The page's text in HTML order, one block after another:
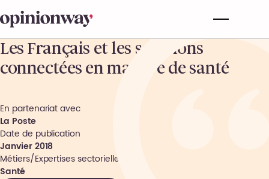
Les Français et les solutions
connectées en matière de santé
En partenariat avec
La Poste
Date de publication
Janvier 2018
Métiers/Expertises sectorielles
Santé